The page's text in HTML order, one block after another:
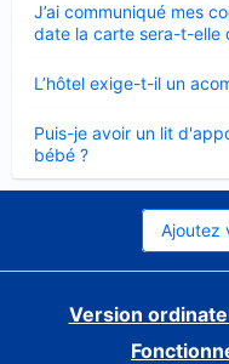
J’ai communiqué mes
date la carte sera-t-elle
fermé
L’hôtel exige-t-il un
fermé
Puis-je avoir un lit
bébé ?
fermé
Ajoutez
Version